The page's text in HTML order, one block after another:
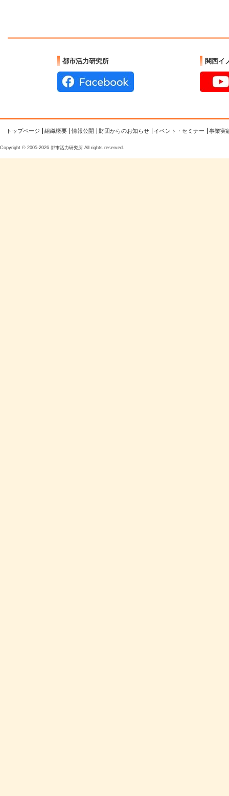
都市活力研究所 関西イ
トップページ 組織概要 情報公開 財団からのお知らせ イベント・セミナー 事業実
Copyright © 2005-2026 都市活力研究所 All rights reserved.